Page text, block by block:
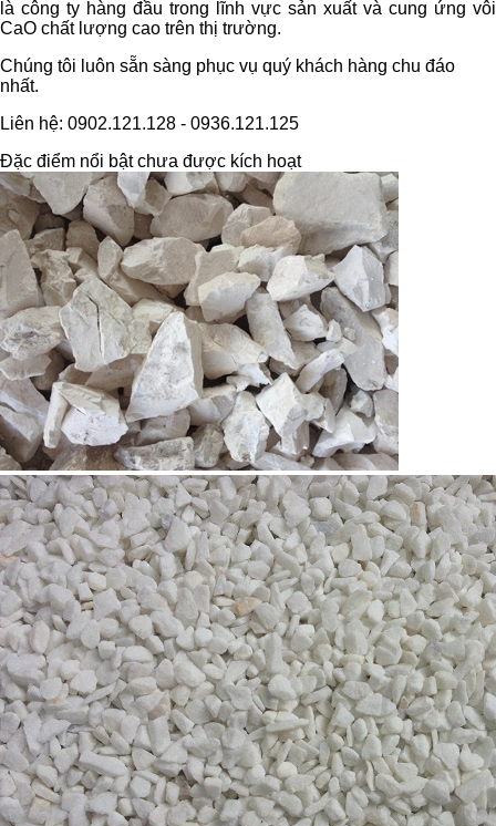
là công ty hàng đầu trong lĩnh vực sản xuất và cung ứng vôi
CaO chất lượng cao trên thị trường.
Chúng tôi luôn sẵn sàng phục vụ quý khách hàng chu đáo
nhất.
Liên hệ: 0902.121.128 - 0936.121.125
Đặc điểm nổi bật chưa được kích hoạt